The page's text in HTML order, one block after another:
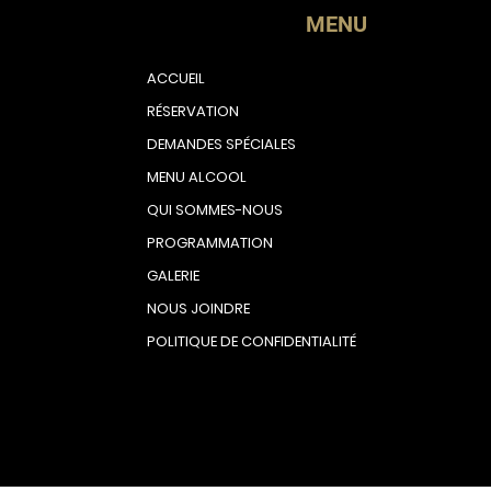
MENU
ACCUEIL
RÉSERVATION
DEMANDES SPÉCIALES
MENU ALCOOL
QUI SOMMES-NOUS
PROGRAMMATION
GALERIE
NOUS JOINDRE
POLITIQUE DE CONFIDENTIALITÉ